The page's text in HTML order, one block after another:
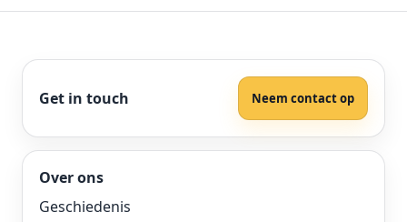
Get in touch Neem contact op
Over ons
Geschiedenis